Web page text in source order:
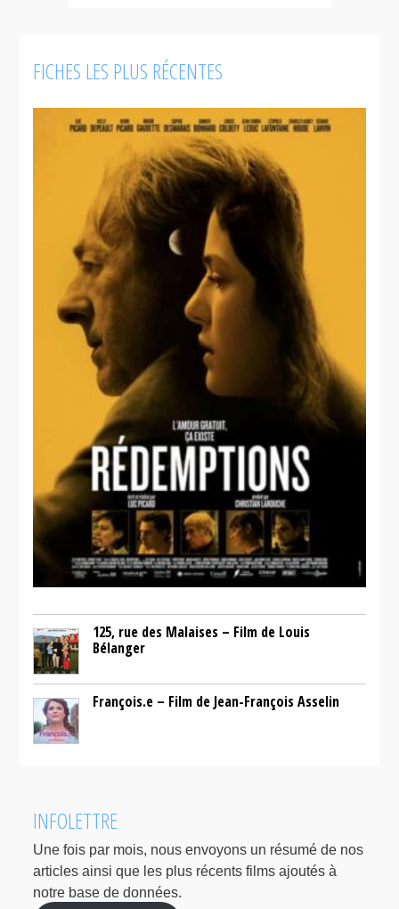
FICHES LES PLUS RÉCENTES
125, rue des Malaises – Film de Louis
Bélanger
François.e – Film de Jean-François Asselin
INFOLETTRE
Une fois par mois, nous envoyons un résumé de nos
articles ainsi que les plus récents films ajoutés à
notre base de données.